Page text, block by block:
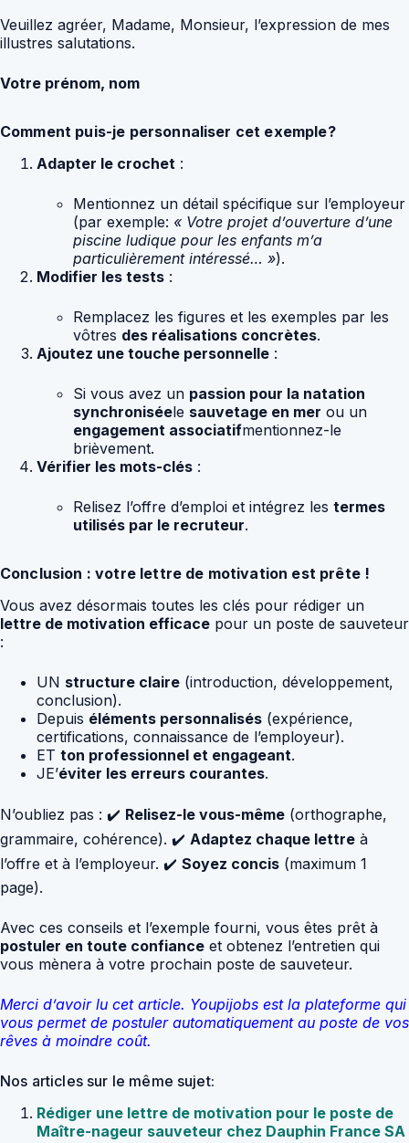
Veuillez agréer, Madame, Monsieur, l’expression de mes
illustres salutations.
Votre prénom, nom
Comment puis-je personnaliser cet exemple?
Adapter le crochet :
Mentionnez un détail spécifique sur l’employeur
(par exemple: « Votre projet d’ouverture d’une
piscine ludique pour les enfants m’a
particulièrement intéressé… »).
Modifier les tests :
Remplacez les figures et les exemples par les
vôtres des réalisations concrètes.
Ajoutez une touche personnelle :
Si vous avez un passion pour la natation
synchroniséele sauvetage en mer ou un
engagement associatifmentionnez-le
brièvement.
Vérifier les mots-clés :
Relisez l’offre d’emploi et intégrez les termes
utilisés par le recruteur.
Conclusion : votre lettre de motivation est prête !
Vous avez désormais toutes les clés pour rédiger un
lettre de motivation efficace pour un poste de sauveteur
:
UN structure claire (introduction, développement,
conclusion).
Depuis éléments personnalisés (expérience,
certifications, connaissance de l’employeur).
ET ton professionnel et engageant.
JE’éviter les erreurs courantes.
N’oubliez pas : ✔️ Relisez-le vous-même (orthographe,
grammaire, cohérence). ✔️ Adaptez chaque lettre à
l’offre et à l’employeur. ✔️ Soyez concis (maximum 1
page).
Avec ces conseils et l’exemple fourni, vous êtes prêt à
postuler en toute confiance et obtenez l’entretien qui
vous mènera à votre prochain poste de sauveteur.
Merci d’avoir lu cet article. Youpijobs est la plateforme qui
vous permet de postuler automatiquement au poste de vos
rêves à moindre coût.
Nos articles sur le même sujet:
Rédiger une lettre de motivation pour le poste de
Maître-nageur sauveteur chez Dauphin France SA